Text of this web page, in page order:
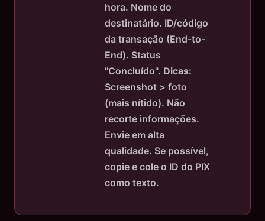
hora. Nome do
destinatário. ID/código
da transação (End-to-
End). Status
"Concluído". Dicas:
Screenshot > foto
(mais nítido). Não
recorte informações.
Envie em alta
qualidade. Se possível,
copie e cole o ID do PIX
como texto.